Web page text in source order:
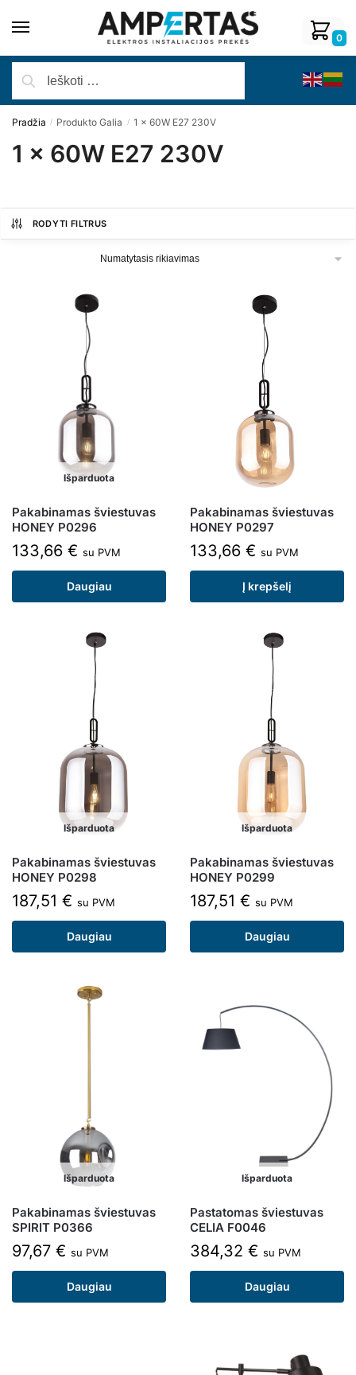
0
Pradžia / Produkto Galia / 1 x 60W E27 230V
1 x 60W E27 230V
RODYTI FILTRUS
Išparduota
Pakabinamas šviestuvas
HONEY P0296
133,66 € su PVM
Daugiau
Pakabinamas šviestuvas
HONEY P0297
133,66 € su PVM
Į krepšelį
Išparduota
Pakabinamas šviestuvas
HONEY P0298
187,51 € su PVM
Daugiau
Išparduota
Pakabinamas šviestuvas
HONEY P0299
187,51 € su PVM
Daugiau
Išparduota
Pakabinamas šviestuvas
SPIRIT P0366
97,67 € su PVM
Daugiau
Išparduota
Pastatomas šviestuvas
CELIA F0046
384,32 € su PVM
Daugiau